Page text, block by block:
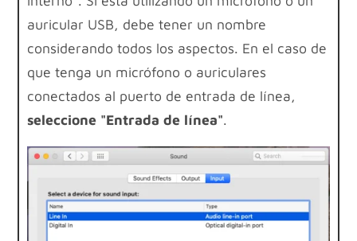
auricular USB, debe tener un nombre
considerando todos los aspectos. En el caso de
que tenga un micrófono o auriculares
conectados al puerto de entrada de línea,
seleccione "Entrada de línea".